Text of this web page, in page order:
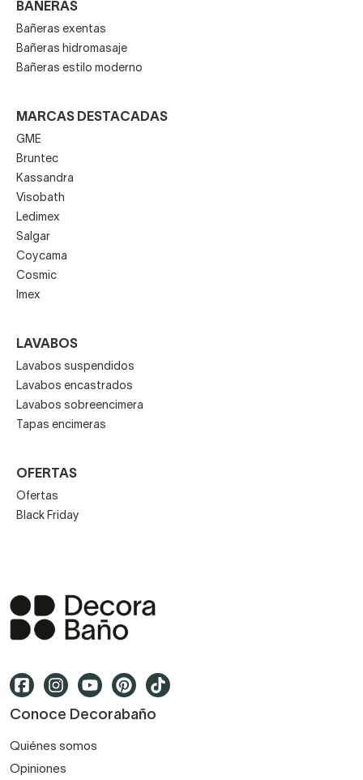
BAÑERAS
Bañeras exentas
Bañeras hidromasaje
Bañeras estilo moderno
MARCAS DESTACADAS
GME
Bruntec
Kassandra
Visobath
Ledimex
Salgar
Coycama
Cosmic
Imex
LAVABOS
Lavabos suspendidos
Lavabos encastrados
Lavabos sobreencimera
Tapas encimeras
OFERTAS
Ofertas
Black Friday
Conoce Decorabaño
Quiénes somos
Opiniones